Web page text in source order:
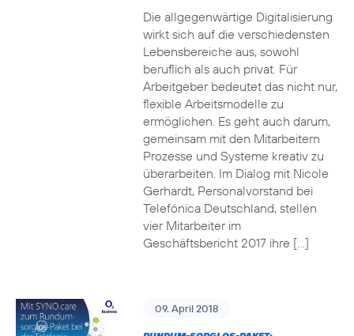
Die allgegenwärtige Digitalisierung
wirkt sich auf die verschiedensten
Lebensbereiche aus, sowohl
beruflich als auch privat. Für
Arbeitgeber bedeutet das nicht nur,
flexible Arbeitsmodelle zu
ermöglichen. Es geht auch darum,
gemeinsam mit den Mitarbeitern
Prozesse und Systeme kreativ zu
überarbeiten. Im Dialog mit Nicole
Gerhardt, Personalvorstand bei
Telefónica Deutschland, stellen
vier Mitarbeiter im
Geschäftsbericht 2017 ihre […]
09. April 2018